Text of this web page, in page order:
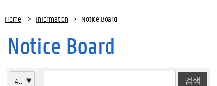
Home > Information > Notice Board
Notice Board
All ▼